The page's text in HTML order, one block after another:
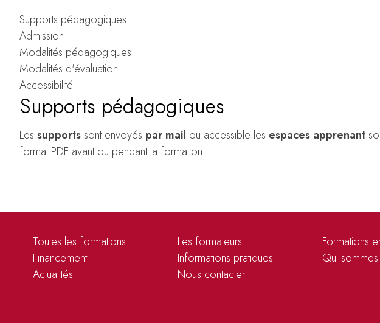
Supports pédagogiques
Admission
Modalités pédagogiques
Modalités d'évaluation
Accessibilité
Supports pédagogiques
Les supports sont envoyés par mail ou accessible les espaces apprenant
format PDF avant ou pendant la formation.
Toutes les formations Les formateurs
Formations
Financement
Informations pratiques
Qui
Actualités
Nous contacter